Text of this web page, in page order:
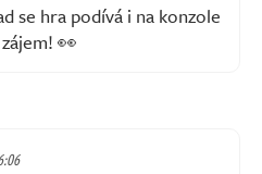
se hra podívá i na konzole
👀